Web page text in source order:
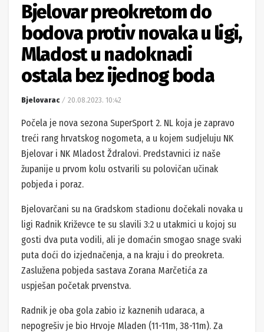
Bjelovar preokretom do
bodova protiv novaka u ligi,
Mladost u nadoknadi
ostala bez ijednog boda
Bjelovarac 20.08.2023. 10:42
Počela je nova sezona SuperSport 2. NL koja je zapravo
treći rang hrvatskog nogometa, a u kojem sudjeluju NK
Bjelovar i NK Mladost Ždralovi. Predstavnici iz naše
županije u prvom kolu ostvarili su polovičan učinak
pobjeda i poraz.
Bjelovarčani su na Gradskom stadionu dočekali novaka u
ligi Radnik Križevce te su slavili 3:2 u utakmici u kojoj su
gosti dva puta vodili, ali je domaćin smogao snage svaki
puta doći do izjednačenja, a na kraju i do preokreta.
Zaslužena pobjeda sastava Zorana Marčetića za
uspješan početak prvenstva.
Radnik je oba gola zabio iz kaznenih udaraca, a
nepogrešiv je bio Hrvoje Mladen (11-11m, 38-11m). Za